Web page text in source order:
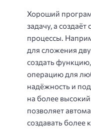
Хороший
задачу, а
процессы.
для сложения
создать
операцию для
надёжность и
на более
позволяет
создавать более